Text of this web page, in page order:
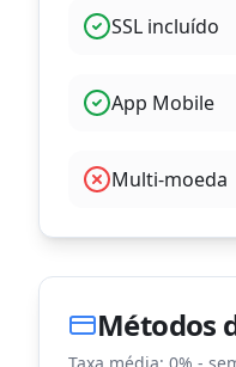
SSL incluído
App Mobile
Multi-moeda
Métodos